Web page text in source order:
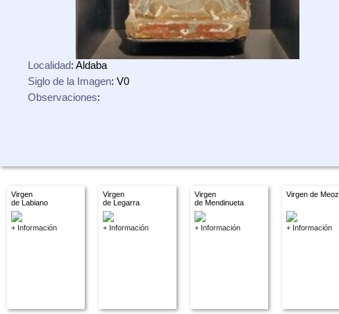
Localidad: Aldaba
Siglo de la Imagen: V0
Observaciones:
Virgen
de Labiano
+ Información
Virgen
de Legarra
+ Información
Virgen
de Mendinueta
+ Información
Virgen de Meoz
+ Información